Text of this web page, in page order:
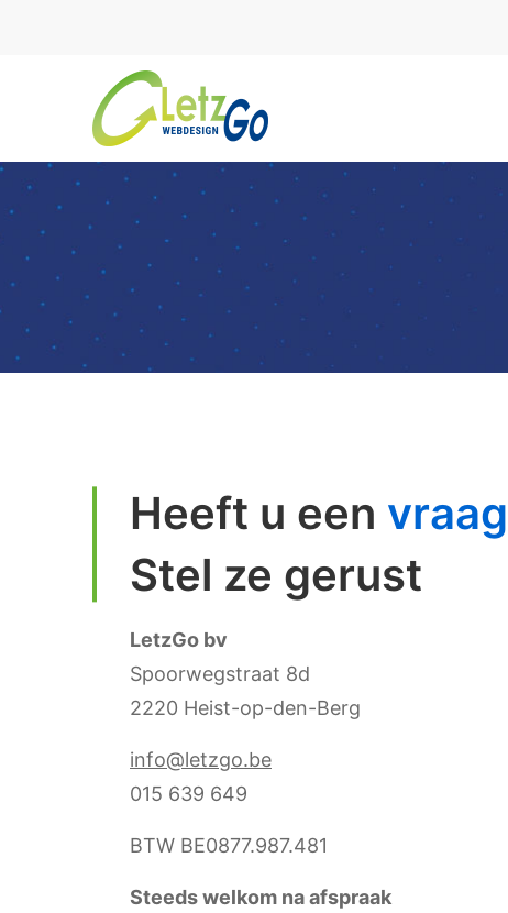
Heeft u een vraag
Stel ze gerust
LetzGo bv
Spoorwegstraat 8d
2220 Heist-op-den-Berg
info@letzgo.be
015 639 649
BTW BE0877.987.481
Steeds welkom na afspraak